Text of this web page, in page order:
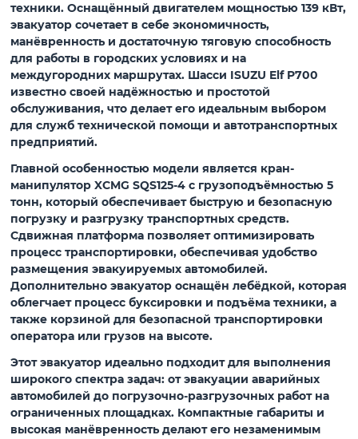
техники. Оснащённый двигателем мощностью 139 кВт,
эвакуатор сочетает в себе экономичность,
манёвренность и достаточную тяговую способность
для работы в городских условиях и на
междугородних маршрутах. Шасси ISUZU Elf P700
известно своей надёжностью и простотой
обслуживания, что делает его идеальным выбором
для служб технической помощи и автотранспортных
предприятий.
Главной особенностью модели является кран-
манипулятор XCMG SQS125-4 с грузоподъёмностью 5
тонн, который обеспечивает быструю и безопасную
погрузку и разгрузку транспортных средств.
Сдвижная платформапозволяет оптимизировать
процесс транспортировки, обеспечивая удобство
размещения эвакуируемых автомобилей.
Дополнительно эвакуатор оснащён лебёдкой, которая
облегчает процесс буксировки и подъёма техники, а
также корзиной для безопасной транспортировки
оператора или грузов на высоте.
Этот эвакуатор идеально подходит для выполнения
широкого спектра задач: от эвакуации аварийных
автомобилей до погрузочно-разгрузочных работ на
ограниченных площадках. Компактные габариты и
высокая манёвренность делают его незаменимым